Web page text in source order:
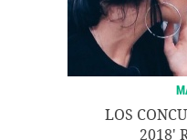
LOS
2018'